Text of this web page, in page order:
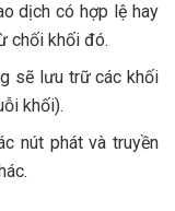
dịch có hợp lệ hay
chối khối đó.
sẽ lưu trữ các khối
khối).
nút phát và truyền